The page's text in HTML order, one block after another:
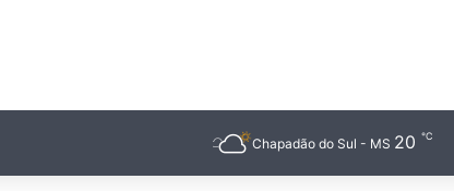
Chapadão do Sul - MS 20 ℃